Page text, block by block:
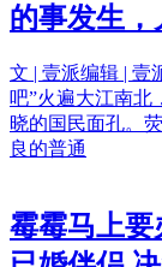
的事发生，
文 | 壹派编辑 | 壹
吧”火遍大江南北
晓的国民面孔。
良的普通
霉霉马上